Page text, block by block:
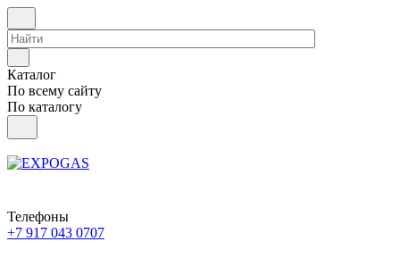
Каталог
По всему сайту
По каталогу
Телефоны
+7 917 043 0707